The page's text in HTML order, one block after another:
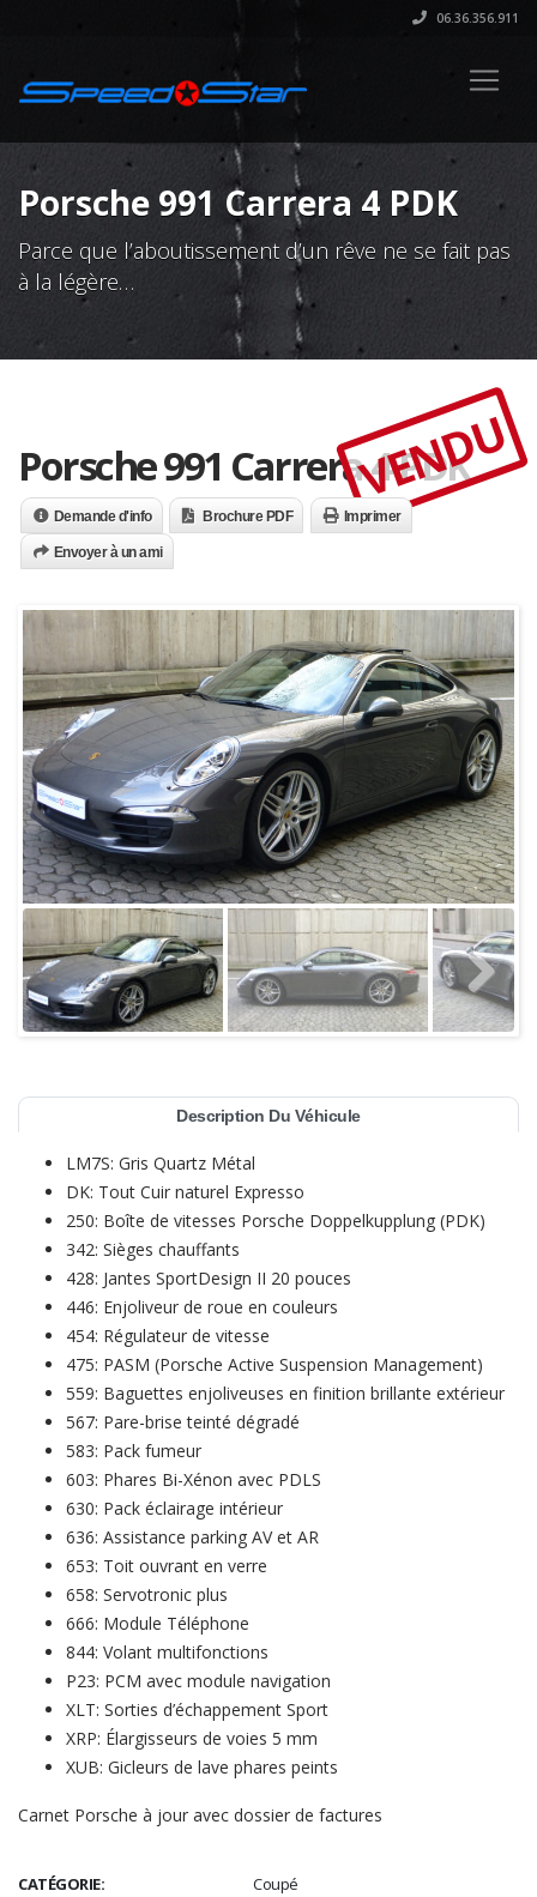
06.36.356.911
Porsche 991 Carrera 4 PDK
Parce que l’aboutissement d’un rêve ne se fait pas
à la légère…
Porsche 991 Carrera 4 PDK
VENDU
Demande d'info Brochure PDF Imprimer
Envoyer à un ami
Description Du Véhicule
LM7S: Gris Quartz Métal
DK: Tout Cuir naturel Expresso
250: Boîte de vitesses Porsche Doppelkupplung (PDK)
342: Sièges chauffants
428: Jantes SportDesign II 20 pouces
446: Enjoliveur de roue en couleurs
454: Régulateur de vitesse
475: PASM (Porsche Active Suspension Management)
559: Baguettes enjoliveuses en finition brillante extérieur
567: Pare-brise teinté dégradé
583: Pack fumeur
603: Phares Bi-Xénon avec PDLS
630: Pack éclairage intérieur
636: Assistance parking AV et AR
653: Toit ouvrant en verre
658: Servotronic plus
666: Module Téléphone
844: Volant multifonctions
P23: PCM avec module navigation
XLT: Sorties d’échappement Sport
XRP: Élargisseurs de voies 5 mm
XUB: Gicleurs de lave phares peints
Carnet Porsche à jour avec dossier de factures
CATÉGORIE:
Coupé